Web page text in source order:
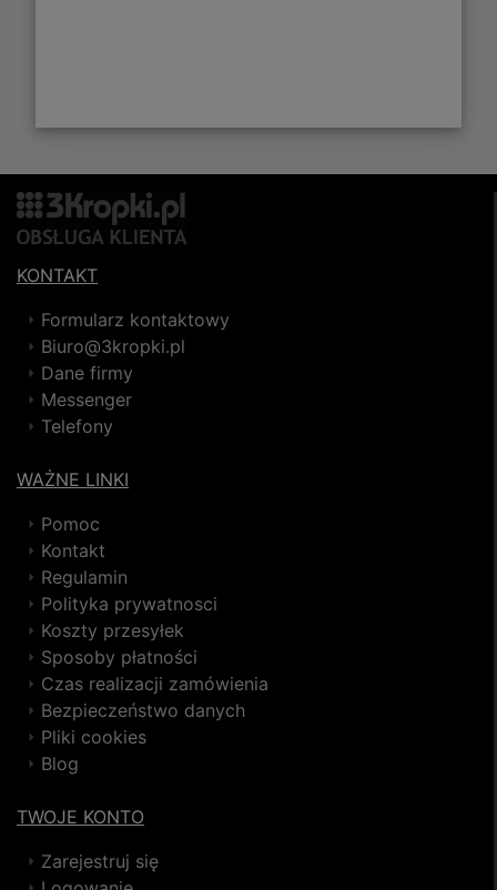
KONTAKT
Formularz kontaktowy
Biuro@3kropki.pl
Dane firmy
Messenger
Telefony
WAŻNE LINKI
Pomoc
Kontakt
Regulamin
Polityka prywatnosci
Koszty przesyłek
Sposoby płatności
Czas realizacji zamówienia
Bezpieczeństwo danych
Pliki cookies
Blog
TWOJE KONTO
Zarejestruj się